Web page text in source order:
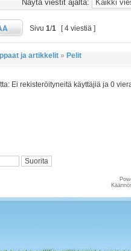
Näytä viestit ajalta:
Sivu 1/1 [ 4 viestiä ]
ja artikkelit » Pelit
Ei rekisteröityneitä käyttäjiä ja 0